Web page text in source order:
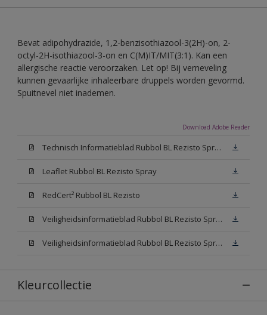
Bevat adipohydrazide, 1,2-benzisothiazool-3(2H)-on, 2-
octyl-2H-isothiazool-3-on en C(M)IT/MIT(3:1). Kan een
allergische reactie veroorzaken. Let op! Bij verneveling
kunnen gevaarlijke inhaleerbare druppels worden gevormd.
Spuitnevel niet inademen.
Download Adobe Reader
Technisch Informatieblad Rubbol BL Rezisto Spray (PDF)
Leaflet Rubbol BL Rezisto Spray
RedCert² Rubbol BL Rezisto
Veiligheidsinformatieblad Rubbol BL Rezisto Spray W05 (MSDS)
Veiligheidsinformatieblad Rubbol BL Rezisto Spray N00 (MSDS)
Kleurcollectie